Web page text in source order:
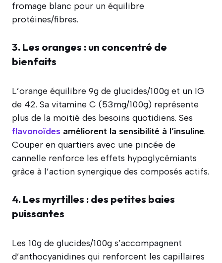
fromage blanc pour un équilibre
protéines/fibres.
3. Les oranges : un concentré de
bienfaits
L’orange équilibre 9g de glucides/100g et un IG
de 42. Sa vitamine C (53mg/100g) représente
plus de la moitié des besoins quotidiens. Ses
flavonoïdes améliorent la sensibilité à l’insuline.
Couper en quartiers avec une pincée de
cannelle renforce les effets hypoglycémiants
grâce à l’action synergique des composés actifs.
4. Les myrtilles : des petites baies
puissantes
Les 10g de glucides/100g s’accompagnent
d’anthocyanidines qui renforcent les capillaires